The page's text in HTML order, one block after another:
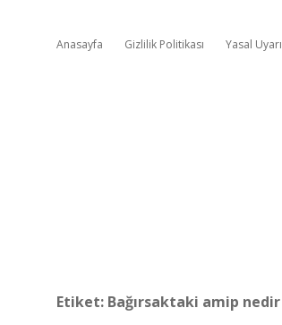
Anasayfa Gizlilik Politikası Yasal Uyarı
Etiket: Bağırsaktaki amip nedir